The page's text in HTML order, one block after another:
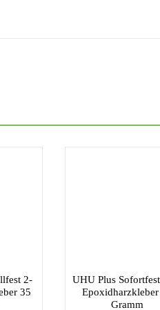
2-
35
UHU Plus
Epoxidharzkleber
Gramm